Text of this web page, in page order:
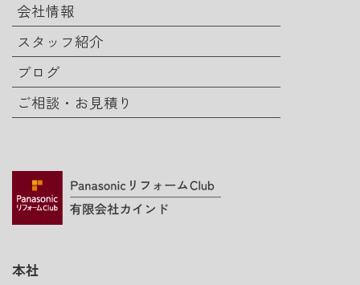
会社情報
スタッフ紹介
ブログ
ご相談・お見積り
本社